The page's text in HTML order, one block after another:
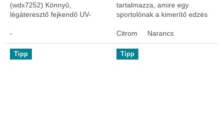
(wdx7252) Könnyű,
légáteresztő fejkendő UV-
neoprén silddel készült az
extra árnyékolásért. Véd a
nap,...
-
tartalmazza, amire egy
sportolónak a kimerítő edzés
szénhidrát és elektrolitok
(ásványi anyagok). Az...
Citrom Narancs
Tipp Tipp